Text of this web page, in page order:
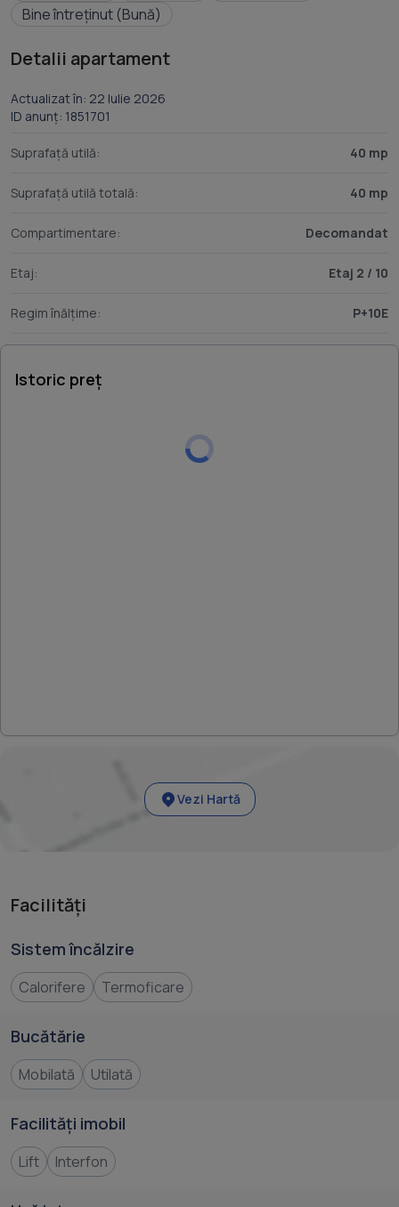
Bine întreținut (Bună)
Detalii apartament
Actualizat în: 22 Iulie 2026
ID anunț: 1851701
Suprafață utilă: 40 mp
Suprafață utilă totală: 40 mp
Compartimentare: Decomandat
Etaj: Etaj 2 / 10
Regim înălțime: P+10E
Istoric preț
Vezi Hartă
Facilități
Sistem încălzire
Calorifere Termoficare
Bucătărie
Mobilată Utilată
Facilități imobil
Lift Interfon